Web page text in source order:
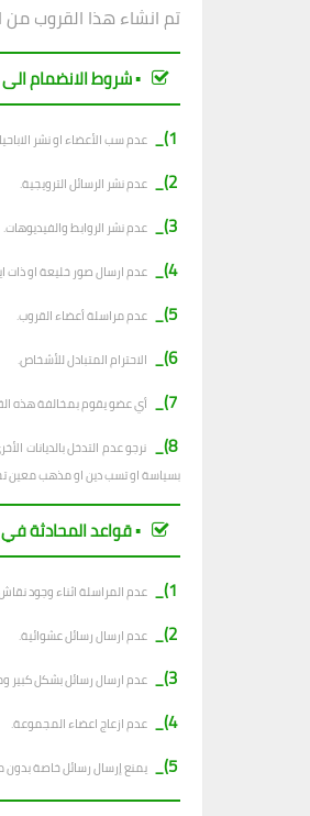
تم انشاء هذا القروب من
▪︎ شروط الانضمام
1)_
عدم سب الأعضاء او نشر
2)_ عدم نشر الرسائل الترويجية.
3)_ عدم نشر الروابط والفيديوهات.
4)_ عدم ارسال صور خليعة او ذات
5)_ عدم مراسلة أعضاء القروب.
6)_ الاحترام المتبادل للأشخاص.
7)_ أي عضو يقوم بمخالفة هذه
8)_
نرجو عدم التدخل بالديانات
بسياسة او تسب دين او مذهب معين
▪︎ قواعد المحادثة
1)_
عدم المراسلة اثناء وجود
2)_ عدم ارسال رسائل عشوائية.
3)_ عدم ارسال رسائل بشكل كبير
4)_ عدم ازعاج اعضاء المجموعة.
5)_ يمنع إرسال رسائل خاصة